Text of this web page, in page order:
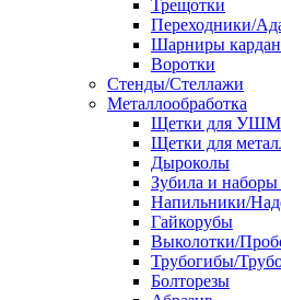
Трещотки
Переходники/
Шарниры
Воротки
Стенды/Стеллажи
Металлообработка
Щетки для УШМ
Щетки для
Дыроколы
Зубила и
Напильники/
Гайкорубы
Выколотки/
Трубогибы/
Болторезы